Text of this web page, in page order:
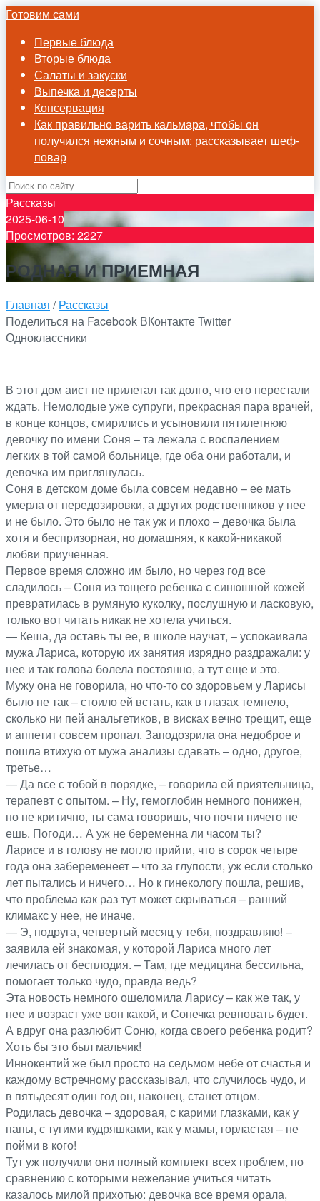
Готовим сами
Первые блюда
Вторые блюда
Салаты и закуски
Выпечка и десерты
Консервация
Как правильно варить кальмара, чтобы он
получился нежным и сочным: рассказывает шеф-
повар
Рассказы
2025-06-10
Просмотров: 2227
РОДНАЯ И ПРИЕМНАЯ
Главная /Рассказы
Поделиться на Facebook ВКонтактеTwitter
Одноклассники
В этот дом аист не прилетал так долго, что его перестали
ждать. Немолодые уже супруги, прекрасная пара врачей,
в конце концов, смирились и усыновили пятилетнюю
девочку по имени Соня – та лежала с воспалением
легких в той самой больнице, где оба они работали, и
девочка им приглянулась.
Соня в детском доме была совсем недавно – ее мать
умерла от передозировки, а других родственников у нее
и не было. Это было не так уж и плохо – девочка была
хотя и беспризорная, но домашняя, к какой-никакой
любви приученная.
Первое время сложно им было, но через год все
сладилось – Соня из тощего ребенка с синюшной кожей
превратилась в румяную куколку, послушную и ласковую,
только вот читать никак не хотела учиться.
— Кеша, да оставь ты ее, в школе научат, – успокаивала
мужа Лариса, которую их занятия изрядно раздражали: у
нее и так голова болела постоянно, а тут еще и это.
Мужу она не говорила, но что-то со здоровьем у Ларисы
было не так – стоило ей встать, как в глазах темнело,
сколько ни пей анальгетиков, в висках вечно трещит, еще
и аппетит совсем пропал. Заподозрила она недоброе и
пошла втихую от мужа анализы сдавать – одно, другое,
третье…
— Да все с тобой в порядке, – говорила ей приятельница,
терапевт с опытом. – Ну, гемоглобин немного понижен,
но не критично, ты сама говоришь, что почти ничего не
ешь. Погоди… А уж не беременна ли часом ты?
Ларисе и в голову не могло прийти, что в сорок четыре
года она забеременеет – что за глупости, уж если столько
лет пытались и ничего… Но к гинекологу пошла, решив,
что проблема как раз тут может скрываться – ранний
климакс у нее, не иначе.
— Э, подруга, четвертый месяц у тебя, поздравляю! –
заявила ей знакомая, у которой Лариса много лет
лечилась от бесплодия. – Там, где медицина бессильна,
помогает только чудо, правда ведь?
Эта новость немного ошеломила Ларису – как же так, у
нее и возраст уже вон какой, и Сонечка ревновать будет.
А вдруг она разлюбит Соню, когда своего ребенка родит?
Хоть бы это был мальчик!
Иннокентий же был просто на седьмом небе от счастья и
каждому встречному рассказывал, что случилось чудо, и
в пятьдесят один год он, наконец, станет отцом.
Родилась девочка – здоровая, с карими глазками, как у
папы, с тугими кудряшками, как у мамы, горластая – не
пойми в кого!
Тут уж получили они полный комплект всех проблем, по
сравнению с которыми нежелание учиться читать
казалось милой прихотью: девочка все время орала,